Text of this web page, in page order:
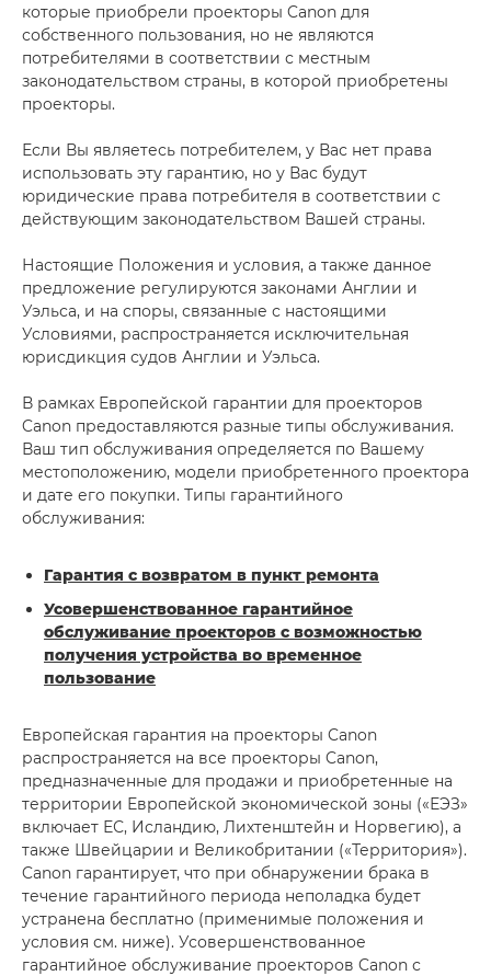
которые приобрели проекторы Canon для
собственного пользования, но не являются
потребителями в соответствии с местным
законодательством страны, в которой приобретены
проекторы.
Если Вы являетесь потребителем, у Вас нет права
использовать эту гарантию, но у Вас будут
юридические права потребителя в соответствии с
действующим законодательством Вашей страны.
Настоящие Положения и условия, а также данное
предложение регулируются законами Англии и
Уэльса, и на споры, связанные с настоящими
Условиями, распространяется исключительная
юрисдикция судов Англии и Уэльса.
В рамках Европейской гарантии для проекторов
Canon предоставляются разные типы обслуживания.
Ваш тип обслуживания определяется по Вашему
местоположению, модели приобретенного проектора
и дате его покупки. Типы гарантийного
обслуживания:
Гарантия с возвратом в пункт ремонта
Усовершенствованное гарантийное
обслуживание проекторов с возможностью
получения устройства во временное
пользование
Европейская гарантия на проекторы Canon
распространяется на все проекторы Canon,
предназначенные для продажи и приобретенные на
территории Европейской экономической зоны («ЕЭЗ»
включает ЕС, Исландию, Лихтенштейн и Норвегию), а
также Швейцарии и Великобритании («Территория»).
Canon гарантирует, что при обнаружении брака в
течение гарантийного периода неполадка будет
устранена бесплатно (применимые положения и
условия см. ниже). Усовершенствованное
гарантийное обслуживание проекторов Canon с